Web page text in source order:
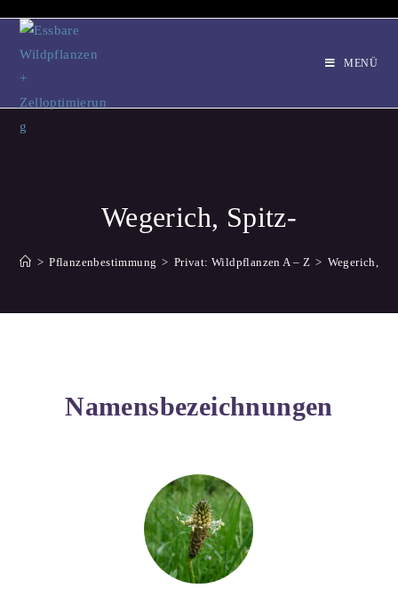
MENÜ
Wegerich, Spitz-
> Pflanzenbestimmung > Privat: Wildpflanzen A – Z > Wegerich,
Namensbezeichnungen